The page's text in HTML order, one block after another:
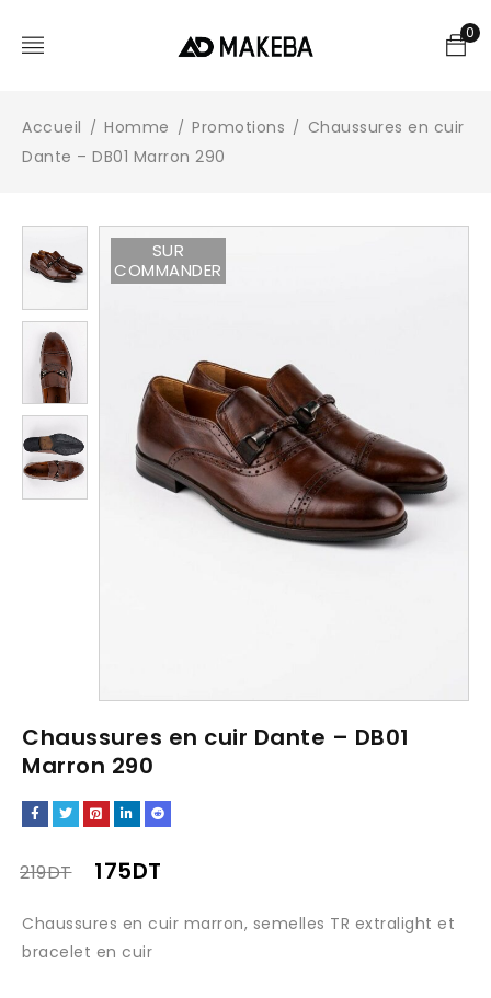
0
Accueil / Homme / Promotions / Chaussures en cuir
Dante – DB01 Marron 290
SUR
COMMANDER
Chaussures en cuir Dante – DB01
Marron 290
219DT 175DT
Chaussures en cuir marron, semelles TR extralight et
bracelet en cuir